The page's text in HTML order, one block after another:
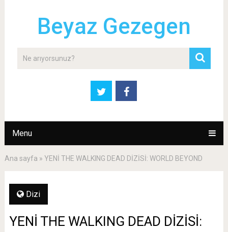
Beyaz Gezegen
Menu
Ana sayfa » YENİ THE WALKING DEAD DİZİSİ: WORLD BEYOND
Dizi
YENİ THE WALKING DEAD DİZİSİ: